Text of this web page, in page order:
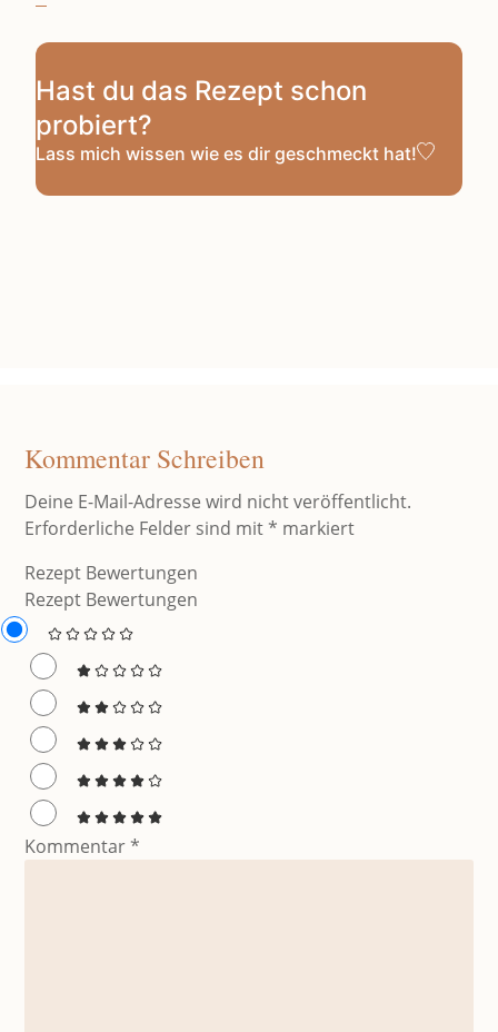
Hast du das Rezept schon
probiert?
Lass mich wissen wie es dir geschmeckt hat!
Kommentar Schreiben
Deine E-Mail-Adresse wird nicht veröffentlicht.
Erforderliche Felder sind mit* markiert
Rezept Bewertungen
Rezept Bewertungen
Kommentar*